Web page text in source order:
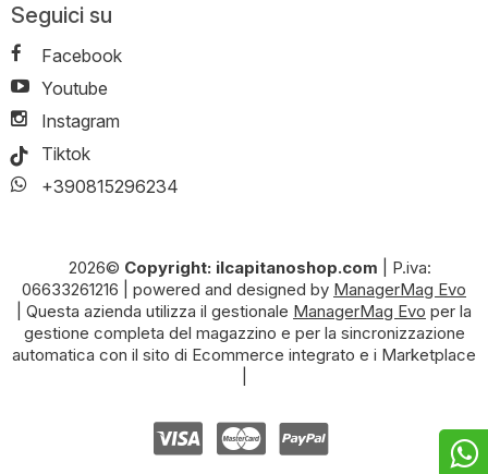
Seguici su
Facebook
Youtube
Instagram
Tiktok
+390815296234
2026© Copyright: ilcapitanoshop.com
P.iva:
06633261216
powered and designed by ManagerMag Evo
| Questa azienda utilizza il gestionale ManagerMag Evo per la
gestione completa del magazzino e per la sincronizzazione
automatica con il sito di Ecommerce integrato e i Marketplace